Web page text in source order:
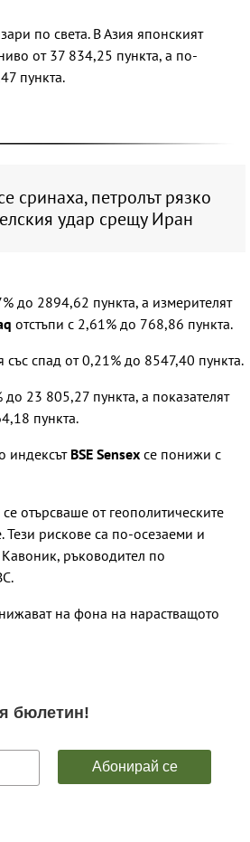
по света. В Азия японският
от 37 834,25 пункта, а по-
пункта.
сринаха, петролът рязко
удар срещу Иран
до 2894,62 пункта, а измерителят
отстъпи с 2,61% до 768,86 пункта.
спад от 0,21% до 8547,40 пункта.
23 805,27 пункта, а показателят
пункта.
индексътBSE Sensex се понижи с
отърсваше от геополитическите
Тези рискове са по-осезаеми и
ръководител по
на фона на нарастващото
Макаби като гост
медицината
Златото стигна до
Във Варна наградиха